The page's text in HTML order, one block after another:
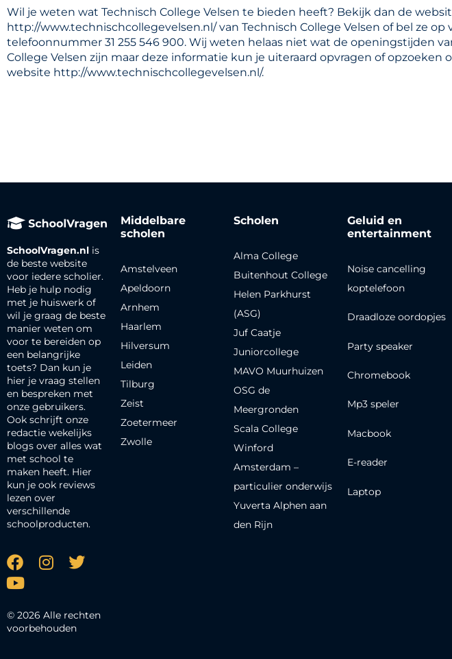
Wil je weten wat Technisch College Velsen te bieden heeft? Bekijk dan de
http://www.technischcollegevelsen.nl/ van Technisch College Velsen of bel ze op
telefoonnummer 31 255 546 900. Wij weten helaas niet wat de openingstijden
College Velsen zijn maar deze informatie kun je uiteraard opvragen of opzoeken
website http://www.technischcollegevelsen.nl/.
SchoolVragen.nl is
de beste website
voor iedere scholier.
Heb je hulp nodig
met je huiswerk of
wil je graag de beste
manier weten om
voor te bereiden op
een belangrijke
toets? Dan kun je
hier je vraag stellen
en bespreken met
onze gebruikers.
Ook schrijft onze
redactie wekelijks
blogs over alles wat
met school te
maken heeft. Hier
kun je ook reviews
lezen over
verschillende
schoolproducten.
© 2026 Alle rechten
voorbehouden
Middelbare
scholen
Amstelveen
Apeldoorn
Arnhem
Haarlem
Hilversum
Leiden
Tilburg
Zeist
Zoetermeer
Zwolle
Scholen
Alma College
Buitenhout College
Helen Parkhurst
(ASG)
Juf Caatje
Juniorcollege
MAVO Muurhuizen
OSG de
Meergronden
Scala College
Winford
Amsterdam –
particulier onderwijs
Yuverta Alphen aan
den Rijn
Geluid en
entertainment
Noise cancelling
koptelefoon
Draadloze oordopjes
Party speaker
Chromebook
Mp3 speler
Macbook
E-reader
Laptop